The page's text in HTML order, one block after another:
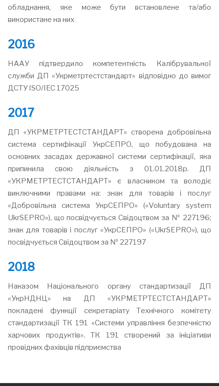
обладнання, яке може бути встановлене та/або
використане на них
2016
НААУ підтвердило компетентність Калібрувальної
служби ДП «Укрметртестстандарт» відповідно до вимог
ДСТУ ISO/IEC 17025
2017
ДП «УКРМЕТРТЕСТСТАНДАРТ» створена добровільна
система сертифікації УкрСЕПРО, що побудована на
основних засадах державної системи сертифікації, яка
припинила свою діяльність з 01.01.2018р. ДП
«УКРМЕТРТЕСТСТАНДАРТ» є власником та володіє
виключними правами на: знак для товарів і послуг
«Добровільна система УкрСЕПРО» («Voluntary system
UkrSEPRO»), що посвідчується Свідоцтвом за № 227196;
знак для товарів і послуг «УкрСЕПРО» («UkrSEPRO»), що
посвідчується Свідоцтвом за № 227197
2018
Наказом Національного органу стандартизації ДП
«УкрНДНЦ» на ДП «УКРМЕТРТЕСТСТАНДАРТ»
покладені функції секретаріату Технічного комітету
стандартизації ТК 191 «Системи управління безпечністю
харчових продуктів». ТК 191 створений за ініціативи
провідних фахівців підприємства